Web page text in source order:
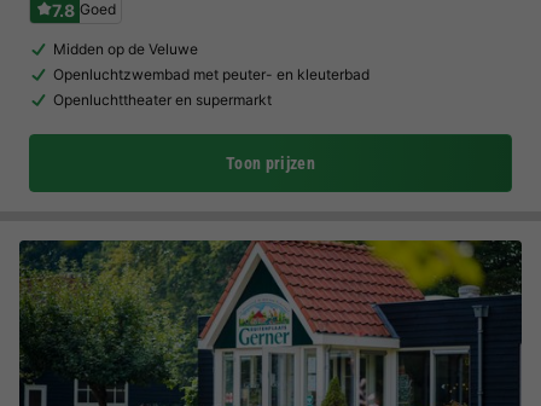
7.8 Goed
Midden op de Veluwe
Openluchtzwembad met peuter- en kleuterbad
Openluchttheater en supermarkt
Toon prijzen